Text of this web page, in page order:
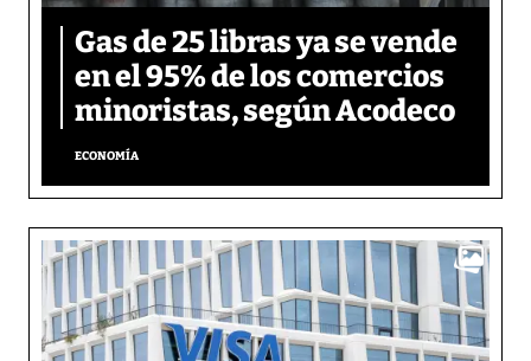
Gas de 25 libras ya se vende
en el 95% de los comercios
minoristas, según Acodeco
ECONOMÍA